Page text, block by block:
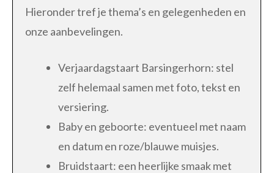
Hieronder tref je thema’s en gelegenheden en
onze aanbevelingen.
Verjaardagstaart Barsingerhorn: stel
zelf helemaal samen met foto, tekst en
versiering.
Baby en geboorte: eventueel met naam
en datum en roze/blauwe muisjes.
Bruidstaart: een heerlijke smaak met